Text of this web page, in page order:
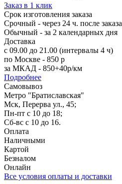
Заказ в 1 клик
Срок изготовления заказа
Срочный - через 24 ч. после заказа
Обычный - за 2 календарных дня
Доставка
с 09.00 до 21.00 (интервалы 4 ч)
по Москве - 850 р
за МКАД - 850+40р/км
Подробнее
Самовывоз
Метро "Братиславская"
Мск, Перерва ул., 45;
Пн-пт с 10 до 18;
Сб-вс с 10 до 16.
Оплата
Наличными
Картой
Безналом
Онлайн
Все условия оплаты и доставки